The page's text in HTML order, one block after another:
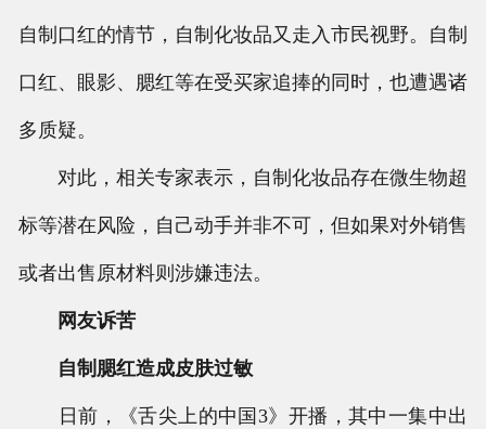
自制口红的情节，自制化妆品又走入市民视野。自制
口红、眼影、腮红等在受买家追捧的同时，也遭遇诸
多质疑。
对此，相关专家表示，自制化妆品存在微生物超
标等潜在风险，自己动手并非不可，但如果对外销售
或者出售原材料则涉嫌违法。
网友诉苦
自制腮红造成皮肤过敏
日前，《舌尖上的中国3》开播，其中一集中出